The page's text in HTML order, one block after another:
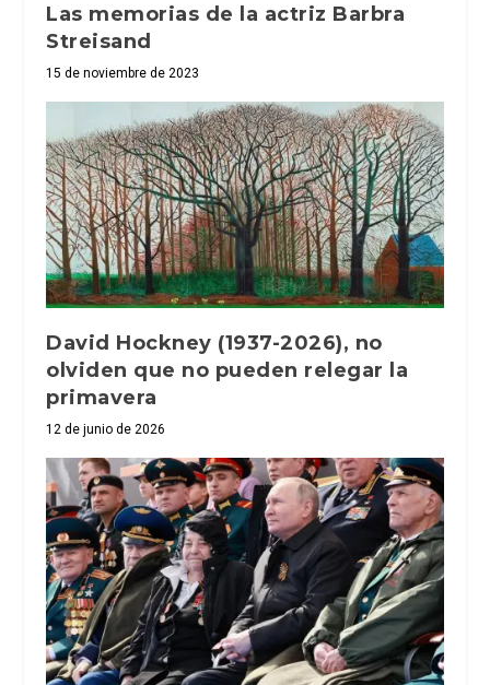
Las memorias de la actriz Barbra
Streisand
15 de noviembre de 2023
David Hockney (1937-2026), no
olviden que no pueden relegar la
primavera
12 de junio de 2026